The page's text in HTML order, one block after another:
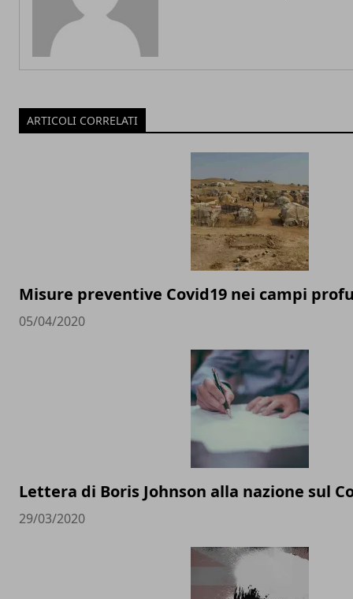
ARTICOLI CORRELATI
Misure preventive Covid19 nei campi
05/04/2020
Lettera di Boris Johnson alla nazione sul
29/03/2020